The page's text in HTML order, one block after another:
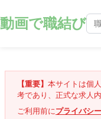
動画で職結び
【重要】 本サイトは個
考であり、正式な求人
ご利用前にプライバシ